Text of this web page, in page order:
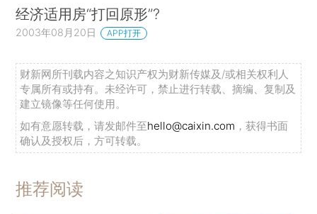
经济适用房“打回原形”?
2003年08月20日 APP打开
财新网所刊载内容之知识产权为财新传媒及/或相关权利人
专属所有或持有。未经许可，禁止进行转载、摘编、复制及
建立镜像等任何使用。
如有意愿转载，请发邮件至hello@caixin.com ，获得书面
确认及授权后，方可转载。
推荐阅读